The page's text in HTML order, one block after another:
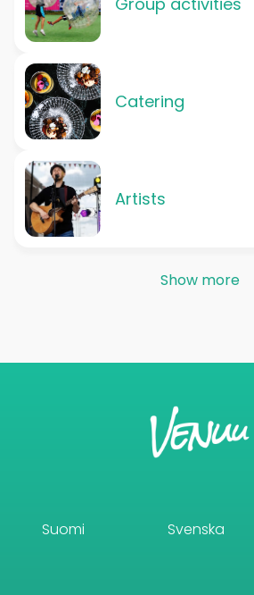
Catering
Artists
Show more
Suomi Svenska